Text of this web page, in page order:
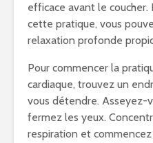
efficace avant le
cette pratique, vous
relaxation profonde
Pour commencer la
cardiaque, trouvez un
vous détendre.
fermez les yeux.
respiration et